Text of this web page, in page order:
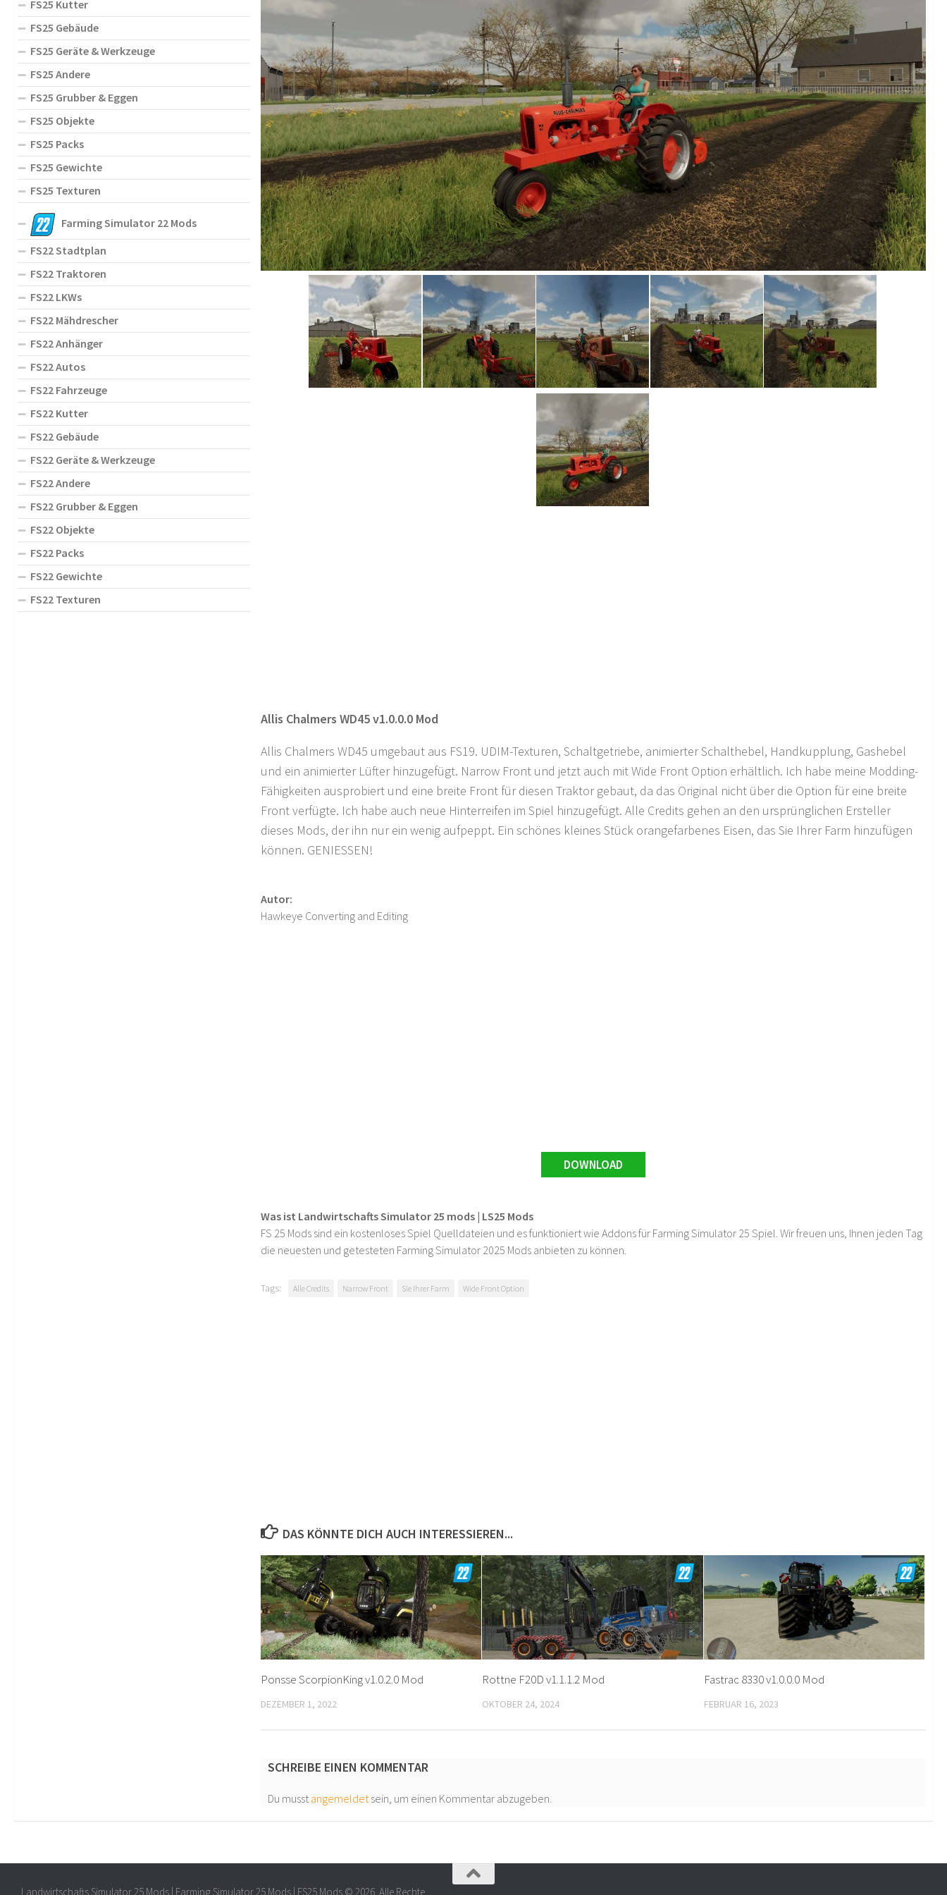
Allis Chalmers WD45 v1.0.0.0 Mod
Allis Chalmers WD45 umgebaut aus FS19. UDIM-Texturen, Schaltgetriebe, animierter Schalthebel, Handkupplung, Gashebel
und ein animierter Lüfter hinzugefügt. Narrow Front und jetzt auch mit Wide Front Option erhältlich. Ich habe meine Modding-
Fähigkeiten ausprobiert und eine breite Front für diesen Traktor gebaut, da das Original nicht über die Option für eine breite
Front verfügte. Ich habe auch neue Hinterreifen im Spiel hinzugefügt. Alle Credits gehen an den ursprünglichen Ersteller
dieses Mods, der ihn nur ein wenig aufpeppt. Ein schönes kleines Stück orangefarbenes Eisen, das Sie Ihrer Farm hinzufügen
können. GENIESSEN!
Autor:
Hawkeye Converting and Editing
DOWNLOAD
Was ist Landwirtschafts Simulator 25 mods | LS25 Mods
FS 25 Mods sind ein kostenloses Spiel Quelldateien und es funktioniert wie Addons für Farming Simulator 25 Spiel. Wir freuen uns, Ihnen jeden Tag
die neuesten und getesteten Farming Simulator 2025 Mods anbieten zu können.
Tags: Alle Credits Narrow Front Sie Ihrer Farm Wide Front Option
DAS KÖNNTE DICH AUCH INTERESSIEREN...
Ponsse ScorpionKing v1.0.2.0 Mod
DEZEMBER 1, 2022
Rottne F20D v1.1.1.2 Mod
OKTOBER 24, 2024
Fastrac 8330 v1.0.0.0 Mod
FEBRUAR 16, 2023
SCHREIBE EINEN KOMMENTAR
Du musstangemeldetsein, um einen Kommentar abzugeben.
FS25 Kutter
FS25 Gebäude
FS25 Geräte & Werkzeuge
FS25 Andere
FS25 Grubber & Eggen
FS25 Objekte
FS25 Packs
FS25 Gewichte
FS25 Texturen
Farming Simulator 22 Mods
FS22 Stadtplan
FS22 Traktoren
FS22 LKWs
FS22 Mähdrescher
FS22 Anhänger
FS22 Autos
FS22 Fahrzeuge
FS22 Kutter
FS22 Gebäude
FS22 Geräte & Werkzeuge
FS22 Andere
FS22 Grubber & Eggen
FS22 Objekte
FS22 Packs
FS22 Gewichte
FS22 Texturen
Landwirtschafts Simulator 25 Mods | Farming Simulator 25 Mods | FS25 Mods © 2026. Alle Rechte